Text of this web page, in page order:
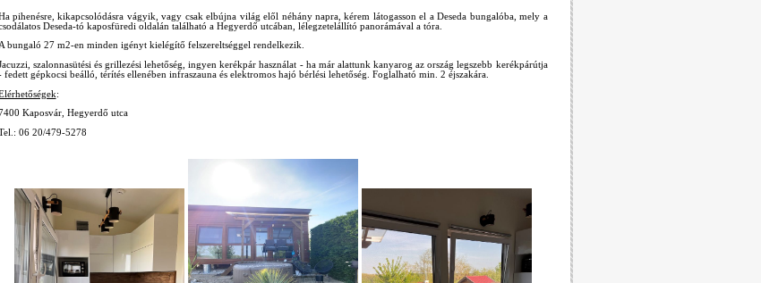
pihenésre, kikapcsolódásra vágyik, vagy csak elbújna világ elől néhány napra, kérem látogasson el a Deseda bungalóba, mely a
Deseda-tó kaposfüredi oldalán található a Hegyerdő utcában, lélegzetelállító panorámával a tóra.
bungaló 27 m2-en minden igényt kielégítő felszereltséggel rendelkezik.
szalonnasütési és grillezési lehetőség, ingyen kerékpár használat - ha már alattunk kanyarog az ország legszebb kerékpárútja
fedett gépkocsi beálló, térítés ellenében infraszauna és elektromos hajó bérlési lehetőség. Foglalható min. 2 éjszakára.
:
Kaposvár, Hegyerdő utca
06 20/479-5278